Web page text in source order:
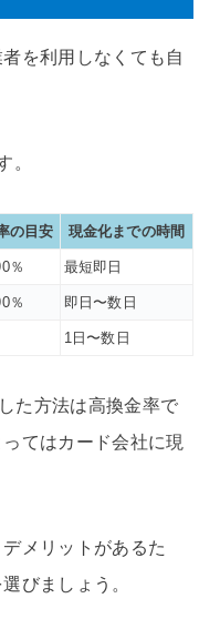
を利用しなくても自
。
の目安 現金化までの時間
％ 最短即日
％ 即日〜数日
1日〜数日
た方法は高換金率で
てはカード会社に現
メリットがあるた
びましょう。